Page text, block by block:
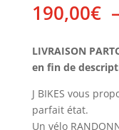
190,00€ –
LIVRAISON
en fin de
J BIKES vous
parfait état.
Un vélo